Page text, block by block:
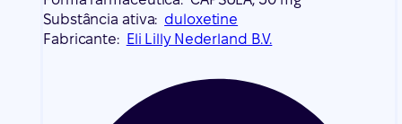
Substância ativa: duloxetine
Fabricante: Eli Lilly Nederland B.V.